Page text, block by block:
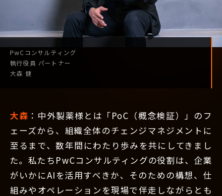
PwCコンサルティング
執行役員 パートナー
大森 健
大森 ：中外製薬様とは「PoC（概念検証）」のフ
ェーズから、組織全体のチェンジマネジメントに
至るまで、数年間にわたり歩みを共にしてきまし
た。私たちPwCコンサルティングの役割は、企業
がいかにAIを活用すべきか、そのための構想、仕
組みやオペレーションを現場で伴走しながらとも